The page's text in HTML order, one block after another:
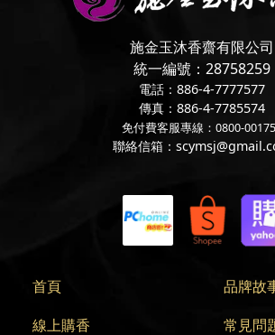
施金玉沐香齋有限公司
統一編號：28758259
電話：886-4-7777577
傳真：886-4-7785574
免付費客服專線：0800-
聯絡信箱：
首頁
品牌故
線上購香
常見問